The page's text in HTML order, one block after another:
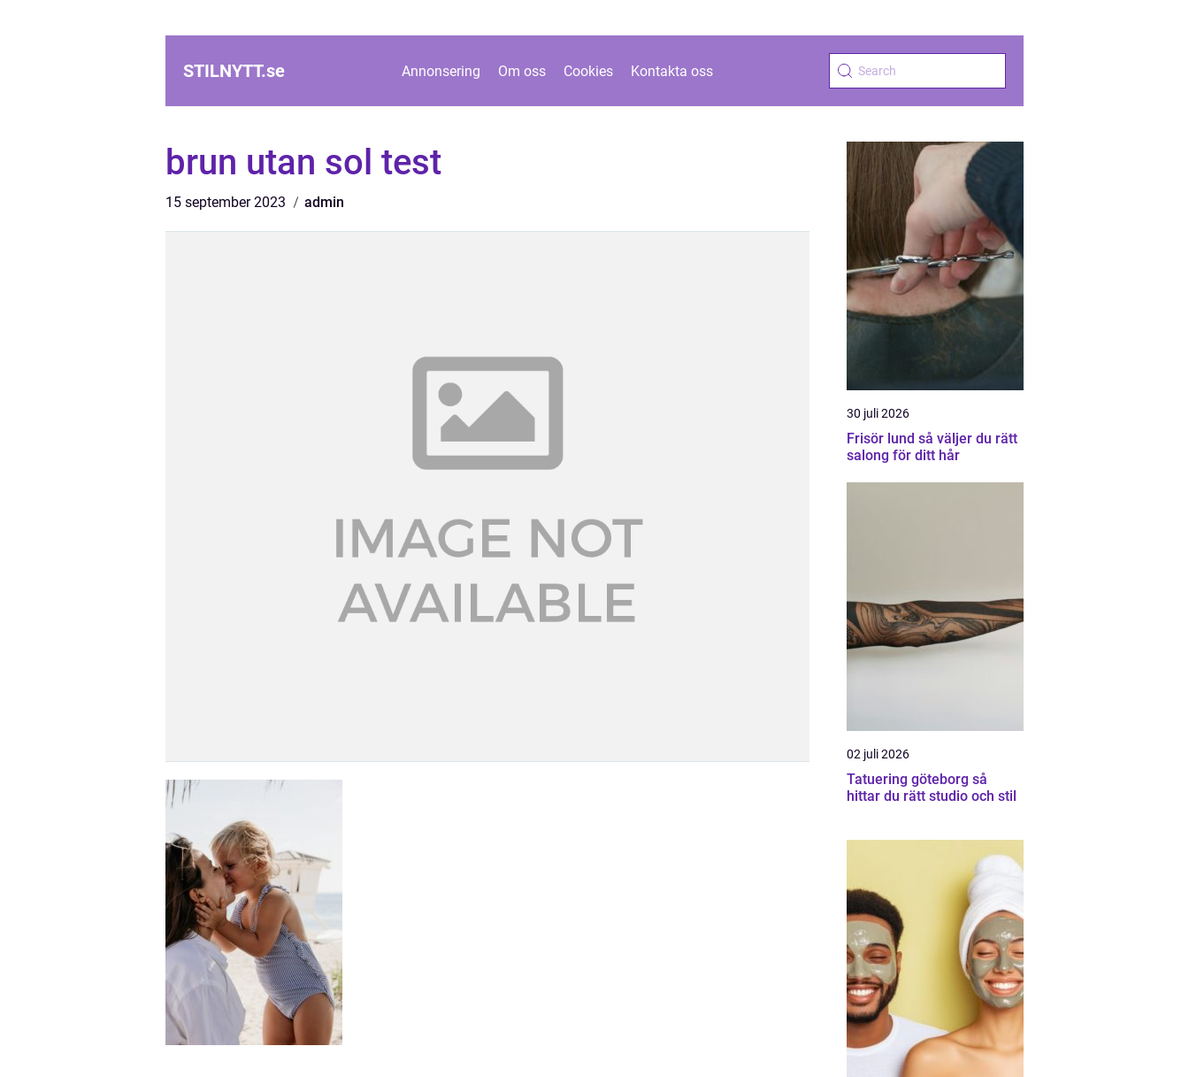
STILNYTT.se Annonsering Om oss Cookies Kontakta oss
brun utan sol test
15 september 2023 admin
30 juli 2026
Frisör lund så väljer du rätt
salong för ditt hår
02 juli 2026
Tatuering göteborg så
hittar du rätt studio och stil